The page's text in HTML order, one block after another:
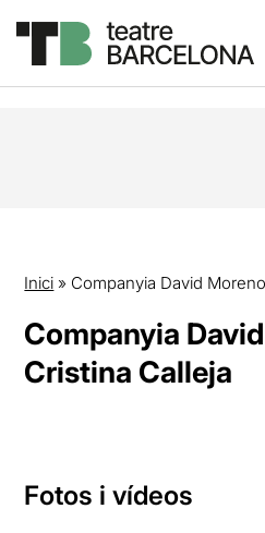
Inici » Companyia David
Companyia
Cristina Calleja
Fotos i vídeos